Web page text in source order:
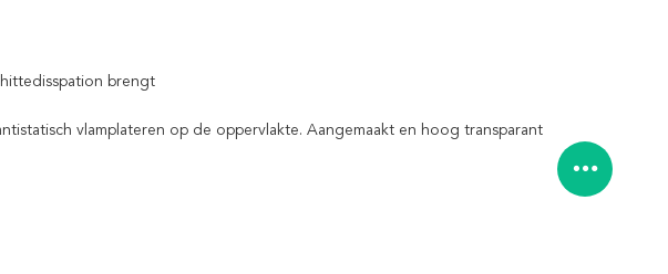
brengt
vlamplateren op de oppervlakte. Aangemaakt en hoog transparant